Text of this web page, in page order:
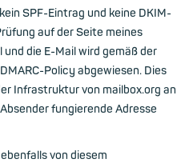
SPF-Eintrag und keine DKIM-
auf der Seite meines
die E-Mail wird gemäß der
Policy abgewiesen. Dies
Infrastruktur von mailbox.org an
fungierende Adresse
von diesem